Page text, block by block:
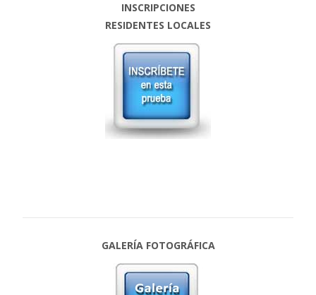
INSCRIPCIONES
RESIDENTES LOCALES
GALERÍA FOTOGRÁFICA